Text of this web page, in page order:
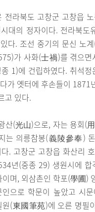
라북도 고창군 고창읍
대의 정자이다. 전라북도
다. 조선 중기의 문신 노
가 사화(士禍)를 겪으면
1)에 건립하였다. 취석정
가 옛터에 후손들이 1871
고 있다.
산(光山)으로, 자는 용회(
는 의릉참봉(義陵參奉)
. 고창군 고창읍 화산리
년(중종 29) 생원시에 합
며, 외삼촌인 학포(學圃)
으로 학문이 높았고 시
원(東國筆苑)에 오른 명필